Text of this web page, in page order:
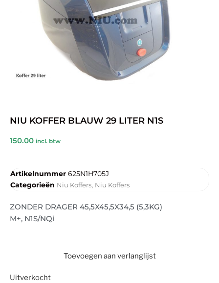
NIU KOFFER BLAUW 29 LITER N1S
150.00 incl. btw
Artikelnummer 625N1H705J
Categorieën Niu Koffers, Niu Koffers
ZONDER DRAGER 45,5X45,5X34,5 (5,3KG)
M+, N1S/NQi
Toevoegen aan verlanglijst
Uitverkocht